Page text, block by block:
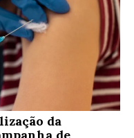
da